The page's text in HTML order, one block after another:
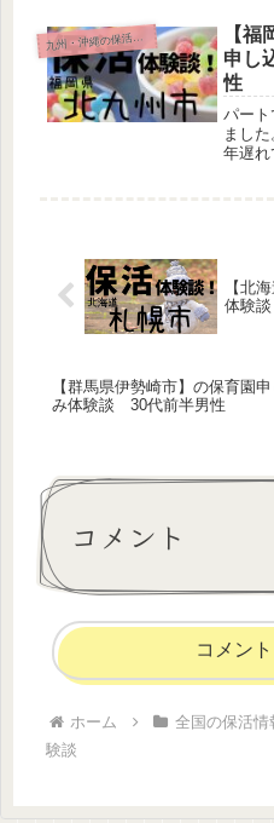
九
州・沖縄の保活体験談
【
申し
性
パー
まし
年遅れ
【北
体験
【群馬県伊勢崎市】の保育園
み体験談 30代前半男性
コメント
コメン
ホーム 全国の保活情
験談